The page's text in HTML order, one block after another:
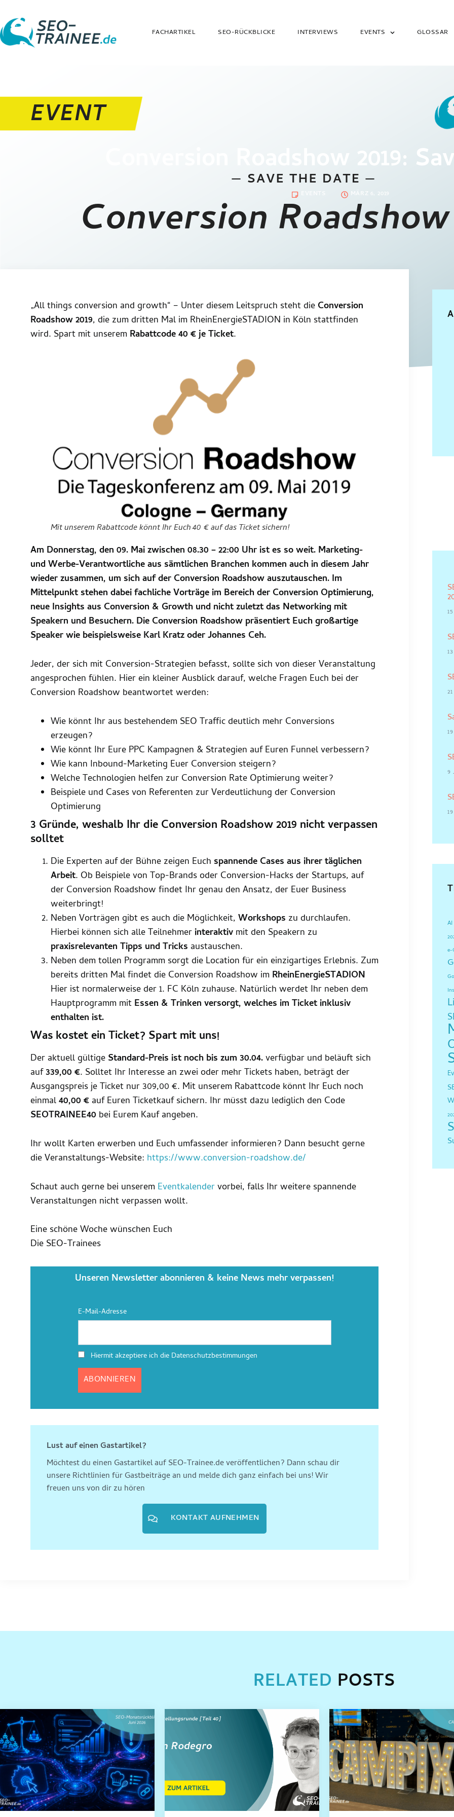
FACHARTIKEL SEO-RÜCKBLICKE INTERVIEWS EVENTS GLOSSAR
Conversion Roadshow 2019:
MÄRZ 6, 2019
„All things conversion and growth“ – Unter diesem Leitspruch steht die Conversion
Roadshow 2019, die zum dritten Mal im RheinEnergieSTADION in Köln stattfinden
wird. Spart mit unserem Rabattcode 40 € je Ticket.
Mit unserem Rabattcode könnt Ihr Euch 40 € auf das Ticket sichern!
Am Donnerstag, den 09. Mai zwischen 08.30 – 22:00 Uhr ist es so weit. Marketing-
und Werbe-Verantwortliche aus sämtlichen Branchen kommen auch in diesem Jahr
wieder zusammen, um sich auf der Conversion Roadshow auszutauschen. Im
Mittelpunkt stehen dabei fachliche Vorträge im Bereich der Conversion Optimierung,
neue Insights aus Conversion & Growth und nicht zuletzt das Networking mit
Speakern und Besuchern. Die Conversion Roadshow präsentiert Euch großartige
Speaker wie beispielsweise Karl Kratz oder Johannes Ceh.
Jeder, der sich mit Conversion-Strategien befasst, sollte sich von dieser Veranstaltung
angesprochen fühlen. Hier ein kleiner Ausblick darauf, welche Fragen Euch bei der
Conversion Roadshow beantwortet werden:
Wie könnt Ihr aus bestehendem SEO Traffic deutlich mehr Conversions
erzeugen?
Wie könnt Ihr Eure PPC Kampagnen & Strategien auf Euren Funnel verbessern?
Wie kann Inbound-Marketing Euer Conversion steigern?
Welche Technologien helfen zur Conversion Rate Optimierung weiter?
Beispiele und Cases von Referenten zur Verdeutlichung der Conversion
Optimierung
3 Gründe, weshalb Ihr die Conversion Roadshow 2019 nicht verpassen
solltet
Die Experten auf der Bühne zeigen Euch spannende Cases aus ihrer täglichen
Arbeit. Ob Beispiele von Top-Brands oder Conversion-Hacks der Startups, auf
der Conversion Roadshow findet Ihr genau den Ansatz, der Euer Business
weiterbringt!
Neben Vorträgen gibt es auch die Möglichkeit, Workshops zu durchlaufen.
Hierbei können sich alle Teilnehmerinteraktiv mit den Speakern zu
praxisrelevanten Tipps und Tricks austauschen.
Neben dem tollen Programm sorgt die Location für ein einzigartiges Erlebnis. Zum
bereits dritten Mal findet die Conversion Roadshow im RheinEnergieSTADION
Hier ist normalerweise der 1. FC Köln zuhause. Natürlich werdet Ihr neben dem
Hauptprogramm mit Essen & Trinken versorgt, welches im Ticket inklusiv
enthalten ist.
Was kostet ein Ticket? Spart mit uns!
Der aktuell gültige Standard-Preis ist noch bis zum 30.04.verfügbar und beläuft sich
auf339,00 €. Solltet Ihr Interesse an zwei oder mehr Tickets haben, beträgt der
Ausgangspreis je Ticket nur 309,00 €. Mit unserem Rabattcode könnt Ihr Euch noch
einmal40,00 € auf Euren Ticketkauf sichern. Ihr müsst dazu lediglich den Code
SEOTRAINEE40 bei Eurem Kauf angeben.
Ihr wollt Karten erwerben und Euch umfassender informieren? Dann besucht gerne
die Veranstaltungs-Website: https://www.conversion-roadshow.de/
Schaut auch gerne bei unserem Eventkalendervorbei, falls Ihr weitere spannende
Veranstaltungen nicht verpassen wollt.
Eine schöne Woche wünschen Euch
Die SEO-Trainees
Unseren Newsletter abonnieren & keine News mehr verpassen!
E-Mail-Adresse
Hiermit akzeptiere ich die Datenschutzbestimmungen
Lust auf einen Gastartikel?
Möchtest du einen Gastartikel auf SEO-Trainee.de veröffentlichen? Dann schau dir
unsere Richtlinien für Gastbeiträge an und melde dich ganz einfach bei uns! Wir
freuen uns von dir zu hören
KONTAKT AUFNEHMEN
9
AI
e-
RELATED POSTS